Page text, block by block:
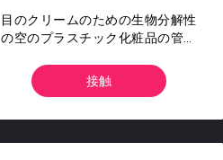
目のクリームのための生物分解性
の空のプラスチック化粧品の管ね
接触